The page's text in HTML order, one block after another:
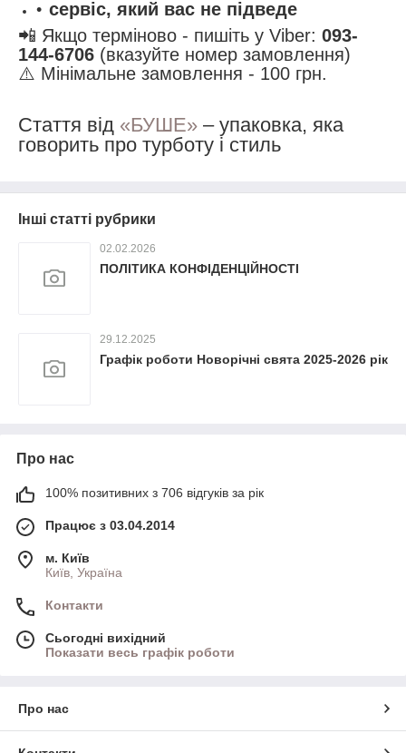
сервіс, який вас не підведе
📲 Якщо терміново - пишіть у Viber: 093-
144-6706 (вказуйте номер замовлення)
⚠️ Мінімальне замовлення - 100 грн.
Стаття від «БУШЕ» – упаковка, яка
говорить про турботу і стиль
Інші статті рубрики
02.02.2026
ПОЛІТИКА КОНФІДЕНЦІЙНОСТІ
29.12.2025
Графік роботи Новорічні свята 2025-2026 рік
Про нас
100% позитивних з 706 відгуків за рік
Працює з 03.04.2014
м. Київ
Київ, Україна
Контакти
Сьогодні вихідний
Показати весь графік роботи
Про нас